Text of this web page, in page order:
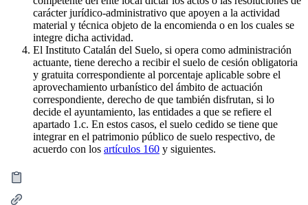
carácter jurídico-administrativo que apoyen a la actividad
material y técnica objeto de la encomienda o en los cuales se
integre dicha actividad.
El Instituto Catalán del Suelo, si opera como administración
actuante, tiene derecho a recibir el suelo de cesión obligatoria
y gratuita correspondiente al porcentaje aplicable sobre el
aprovechamiento urbanístico del ámbito de actuación
correspondiente, derecho de que también disfrutan, si lo
decide el ayuntamiento, las entidades a que se refiere el
apartado 1.c. En estos casos, el suelo cedido se tiene que
integrar en el patrimonio público de suelo respectivo, de
acuerdo con los artículos 160 y siguientes.